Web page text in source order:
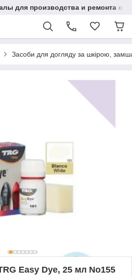
для производства и ремонта
Засоби для догляду за шкірою,
Easy Dye, 25 мл No155